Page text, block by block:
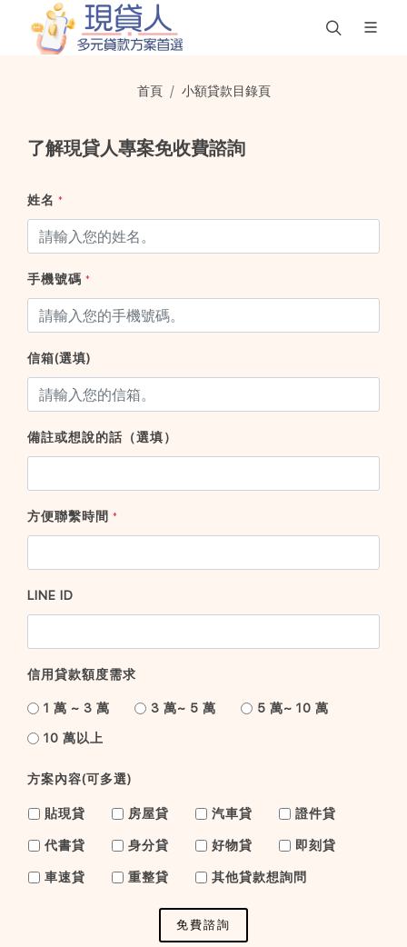
首頁 小額貸款目錄頁
了解現貸人專案免收費諮詢
姓名 *
手機號碼 *
信箱(選填)
備註或想說的話（選填）
方便聯繫時間 *
LINE ID
信用貸款額度需求
1 萬 ~ 3 萬 3 萬~ 5 萬 5 萬~ 10 萬
10 萬以上
方案內容(可多選)
貼現貸 房屋貸 汽車貸 證件貸
代書貸 身分貸 好物貸 即刻貸
車速貸 重整貸 其他貸款想詢問
免費諮詢